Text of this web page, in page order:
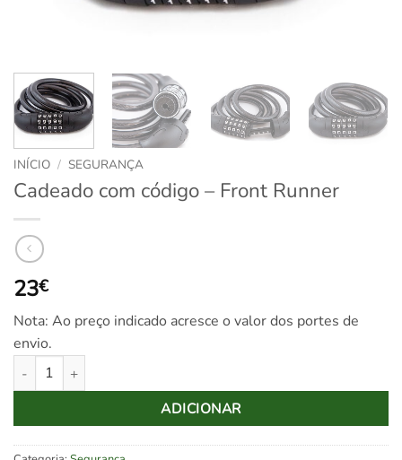
INÍCIO / SEGURANÇA
Cadeado com código – Front Runner
23€
Nota: Ao preço indicado acresce o valor dos portes de
envio.
Quantidade de Cadeado com código - Front Runner
ADICIONAR